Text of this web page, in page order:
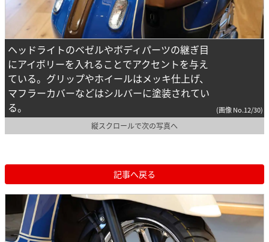
ヘッドライトのベゼルやボディパーツの継ぎ目
にアイボリーを入れることでアクセントを与え
ている。グリップやホイールはメッキ仕上げ、
マフラーカバーなどはシルバーに塗装されてい
る。
(画像 No.12/30)
縦スクロールで次の写真へ
記事へ戻る